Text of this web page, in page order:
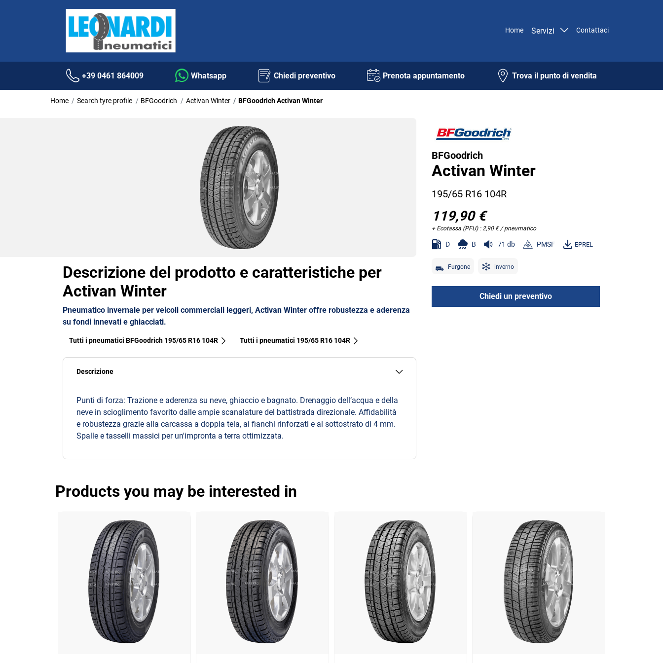
Home Servizi Contattaci
+39 0461 864009 Whatsapp Chiedi preventivo Prenota appuntamento Trova il punto di vendita
Home Search tyre profile BFGoodrich Activan Winter BFGoodrich Activan Winter
Descrizione del prodotto e caratteristiche per
Activan Winter
Pneumatico invernale per veicoli commerciali leggeri, Activan Winter offre robustezza e aderenza
su fondi innevati e ghiacciati.
Tutti i pneumatici BFGoodrich 195/65 R16 104R Tutti i pneumatici‎ 195/65 R16 104R
Descrizione
Punti di forza: Trazione e aderenza su neve, ghiaccio e bagnato. Drenaggio dell’acqua e della
neve in scioglimento favorito dalle ampie scanalature del battistrada direzionale. Affidabilità
e robustezza grazie alla carcassa a doppia tela, ai fianchi rinforzati e al sottostrato di 4 mm.
Spalle e tasselli massici per un'impronta a terra ottimizzata.
BFGoodrich
Activan Winter
195/65 R16 104R
119,90 €
+ Ecotassa (PFU) : 2,90 € / pneumatico
D B 71 db PMSF EPREL
Furgone inverno
Chiedi un preventivo
Products you may be interested in